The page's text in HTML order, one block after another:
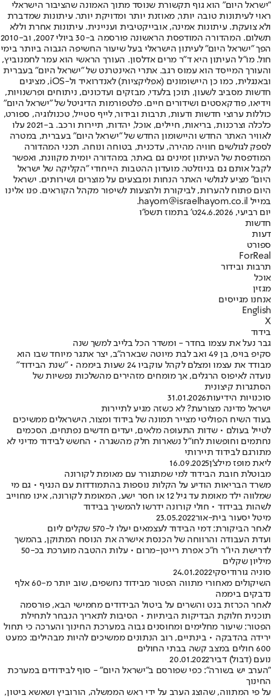
"ישראל היום" הוא גוף תקשורת שנוסד מתוך האמונה שהציבור הישראלי
ראוי לעיתונות טובה יותר, מאוזנת יותר ומדויקת יותר. עיתונות שמדברת
ולא צועקת. עיתונות אמינה, אובייקטיבית ועניינית. עיתונות אחרת וללא
תשלום. המהדורה המודפסת הראשונה פורסמה ב-30 ביולי 2007, וב-2010
הפך "ישראל היום" לעיתון הישראלי בעל שיעור החשיפה הגבוה ביותר בימי
חול. מו"ל העיתון היא ד"ר מרים אדלסון. העורך הראשי הוא עמר לחמנוביץ,
והעורך המייסד הוא עמוס רגב. אתרי האינטרנט של "ישראל היום" בעברית
ובאנגלית, כמו כן היישומונים (אפליקציות) לאנדרואיד ול-iOS, מציגים
חדשות מסביב לשעון, תוכן בלעדי, מבזקים ועדכונים, ניתוחים ופרשנויות,
וידיאו, פודקאסטים ושידורים חיים. פלטפורמות הדיגיטל של "ישראל היום"
כוללות ערוצי חדשות ודעות, תרבות ובידור, לייף סטייל, טכנולוגיה, ספורט,
כלכלה וצרכנות, בריאות, חיילים, אוכל, יהדות, תיירות ורכב. ב-2021 עלו
לאוויר האתר החדש והיישומון החדש של "ישראל היום" בעברית, במטרה
לספק לגולשים חוויה מהירה, עדכנית, בטוחה ונוחה. תכני המהדורה
המודפסת של העיתון זמינים גם באתר, במהדורה יומית מקוונת, ואפשר
לקבל אותם גם בניוזלטר. מועדון ההטבות הייחודי "הקליקה של ישראל
היום" מציע לגולשי האתר הנחות ומבצעים על מוצרים ושירותים. ישראל
היום פתוח להערות, לביקורת ולהצעות לשיפור מקהל הקוראים. פנו אלינו
במייל hayom@israelhayom.co.il.
יום רביעי, 24.6.2026
ט' בתמוז תשפ"ו
חדשות
דעות
ספורט
ForReal
תרבות ובידור
אוכל
מגזין
אנחנו מגייסים
English
X
בידוד
גבר נעל את עצמו בחדר - ומשדר הכל בלייב למשך שנה
סקיפ בויס, בן 49 ואב לבת מיוטה שבארה"ב, יצר אתגר מיוחד שבו הוא
מבודד את עצמו ומצלם לקהל עוקביו 24 שעות ביממה • "שנת הבידוד"
נועדה לאיפוס הרגלים, אך מומחים מזהירים מהשלכות נפשיות של
הסתגרות קיצונית
סוכנויות הידיעות31.01.2026
ישראל מדינה מצורעת? לא כשזה מגיע לתיירות
בעוד השיח הפוליטי מצייר תמונה של בידוד ומצור, הישראלים ממשיכים
לטייל בעולם • שדות התעופה מלאים, יעדים חדשים נפתחים, הסכמים
נחתמים וחופשות לחו"ל נשארות חלק מהשגרה • החשש לבידוד מדיני לא
מתורגם לבידוד תיירותי
ליאת מופז מילצ'ן16.09.2025
מבוטלת חובת הבידוד למי שמתגורר עם מאומת לקורונה
משרד הבריאות הודיע על הקלות נוספות בהתמודדות עם הנגיף • גם מי
שמלווה ילד מאומת עד גיל 12 או חסר ישע, המאומת לקורונה, אינו מחוייב
לשהות בבידוד • חולי קורונה ידרשו להמשיך בבידוד
מיטל יסעור בית-אור23.05.2022
לאחר הביקורת: דמי הבידוד לעצמאים יעלו ל-570 שקלים ליום
ועדת העבודה והרווחה של הכנסת אישרה את הנוסח המתוקן, בהמשך
לדרישת היו"ר ח"כ אפרת רייטן-מרום • עלות ההטבה מוערכת בכ-50
מיליון שקלים
סוניה גורודיסקי24.01.2022
השיקולים מאחורי מתווה הפטור מבידוד נחשפים, שוב יותר מ-60 אלף
נדבקים ביממה
לאחר הכרזת בנט והשרים על ביטול הבידודים מחמישי הבא, פורסמה
תוכנית חלוקת הבדיקות הביתיות • הסיבות לתאריך הנבחר לתחילת
הפטור: שיעור מחלימים ומחוסנים גבוה במערכת החינוך והערכה כי תחול
ירידה בהדבקה • בינתיים, רוב הנתונים ממשיכים להיות מבהילים: כמעט
600 חולים במצב קשה בבתי החולים
נועם (דבול) דביר20.01.2022
"הערב יש בשורה": כפי שפורסם ב"ישראל היום" - סוף לבידודים במערכת
החינוך
על פי המתווה, שהוצג הערב על ידי ראש הממשלה, הורוביץ ושאשא ביטון,